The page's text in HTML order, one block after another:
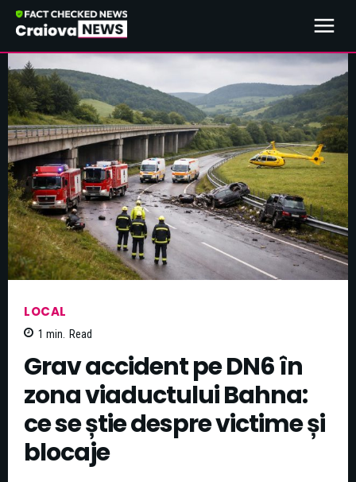
LOCAL
1 min. Read
Grav accident pe DN6 în
zona viaductului Bahna:
ce se știe despre victime și
blocaje